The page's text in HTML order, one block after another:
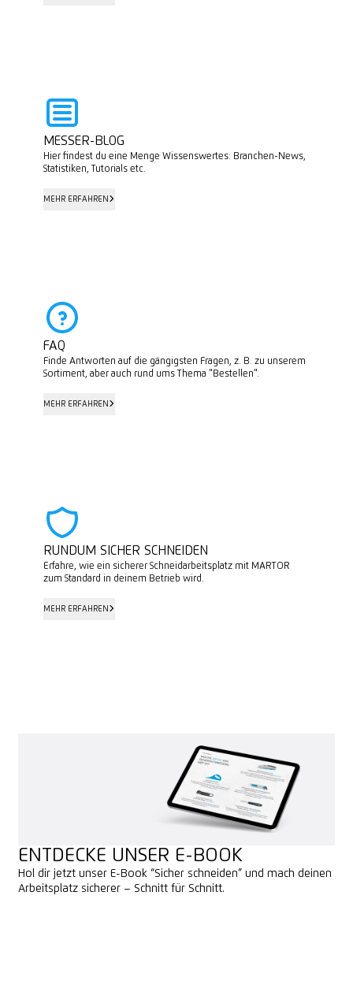
MESSER-BLOG
Hier findest du eine Menge Wissenswertes: Branchen-News,
Statistiken, Tutorials etc.
MEHR ERFAHREN
FAQ
Finde Antworten auf die gängigsten Fragen, z. B. zu unserem
Sortiment, aber auch rund ums Thema "Bestellen".
MEHR ERFAHREN
RUNDUM SICHER SCHNEIDEN
Erfahre, wie ein sicherer Schneidarbeitsplatz mit MARTOR
zum Standard in deinem Betrieb wird.
MEHR ERFAHREN
ENTDECKE UNSER E-BOOK
Hol dir jetzt unser E-Book “Sicher schneiden” und mach deinen
Arbeitsplatz sicherer – Schnitt für Schnitt.